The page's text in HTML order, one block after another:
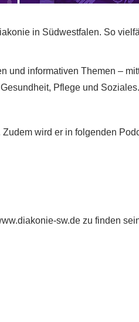
in Südwestfalen. So
und informativen Themen –
Pflege und Soziales.
Zudem wird er in folgenden
sw.de zu finden